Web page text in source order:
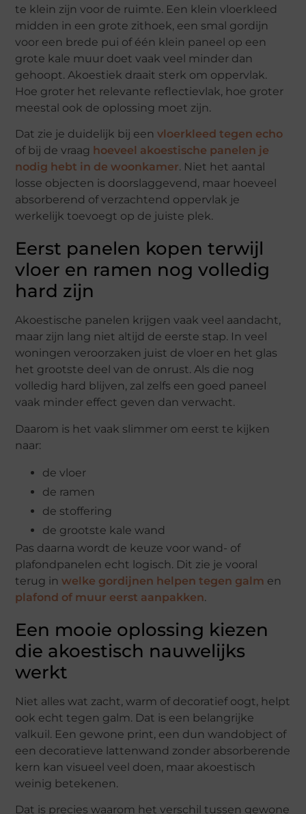
te klein zijn voor de ruimte. Een klein vloerkleed
midden in een grote zithoek, een smal gordijn
voor een brede pui of één klein paneel op een
grote kale muur doet vaak veel minder dan
gehoopt. Akoestiek draait sterk om oppervlak.
Hoe groter het relevante reflectievlak, hoe groter
meestal ook de oplossing moet zijn.
Dat zie je duidelijk bij eenvloerkleed tegen echo
of bij de vraag hoeveel akoestische panelen je
nodig hebt in de woonkamer. Niet het aantal
losse objecten is doorslaggevend, maar hoeveel
absorberend of verzachtend oppervlak je
werkelijk toevoegt op de juiste plek.
Eerst panelen kopen terwijl
vloer en ramen nog volledig
hard zijn
Akoestische panelen krijgen vaak veel aandacht,
maar zijn lang niet altijd de eerste stap. In veel
woningen veroorzaken juist de vloer en het glas
het grootste deel van de onrust. Als die nog
volledig hard blijven, zal zelfs een goed paneel
vaak minder effect geven dan verwacht.
Daarom is het vaak slimmer om eerst te kijken
naar:
de vloer
de ramen
de stoffering
de grootste kale wand
Pas daarna wordt de keuze voor wand- of
plafondpanelen echt logisch. Dit zie je vooral
terug inwelke gordijnen helpen tegen galm en
plafond of muur eerst aanpakken.
Een mooie oplossing kiezen
die akoestisch nauwelijks
werkt
Niet alles wat zacht, warm of decoratief oogt, helpt
ook echt tegen galm. Dat is een belangrijke
valkuil. Een gewone print, een dun wandobject of
een decoratieve lattenwand zonder absorberende
kern kan visueel veel doen, maar akoestisch
weinig betekenen.
Dat is precies waarom het verschil tussen gewone